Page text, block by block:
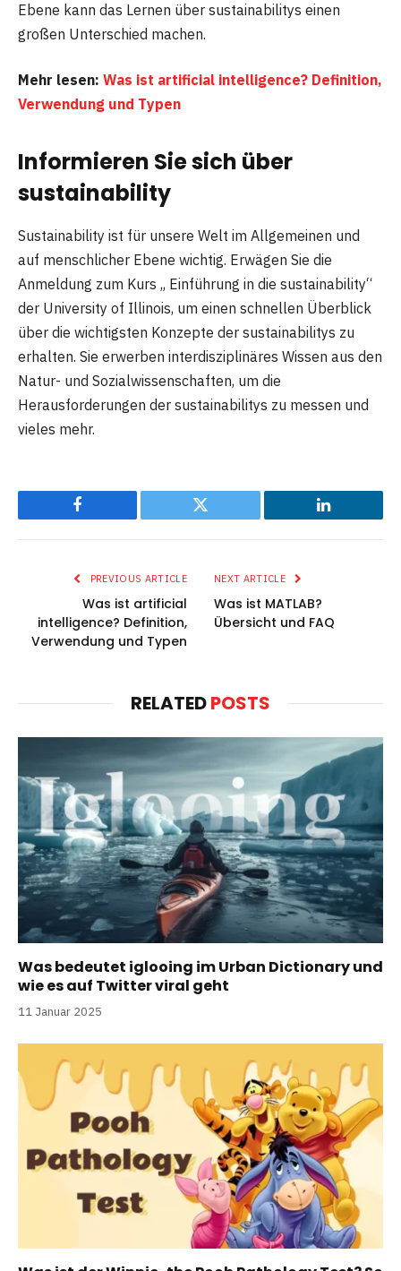
Ebene kann das Lernen über sustainabilitys einen
großen Unterschied machen.
Mehr lesen: Was ist artificial intelligence? Definition,
Verwendung und Typen
Informieren Sie sich über
sustainability
Sustainability ist für unsere Welt im Allgemeinen und
auf menschlicher Ebene wichtig. Erwägen Sie die
Anmeldung zum Kurs „ Einführung in die sustainability“
der University of Illinois, um einen schnellen Überblick
über die wichtigsten Konzepte der sustainabilitys zu
erhalten. Sie erwerben interdisziplinäres Wissen aus den
Natur- und Sozialwissenschaften, um die
Herausforderungen der sustainabilitys zu messen und
vieles mehr.
Facebook Twitter LinkedIn
PREVIOUS ARTICLE
Was ist artificial
intelligence? Definition,
Verwendung und Typen
NEXT ARTICLE
Was ist MATLAB?
Übersicht und FAQ
RELATEDPOSTS
Was bedeutet iglooing im Urban Dictionary und
wie es auf Twitter viral geht
11 Januar 2025